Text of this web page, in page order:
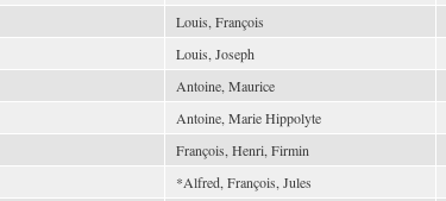
Louis, François
Louis, Joseph
Antoine, Maurice
Antoine, Marie Hippolyte
François, Henri, Firmin
*Alfred, François, Jules